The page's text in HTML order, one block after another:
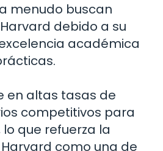
menudo buscan
debido a su
académica
en altas tasas de
competitivos para
que refuerza la
como una de